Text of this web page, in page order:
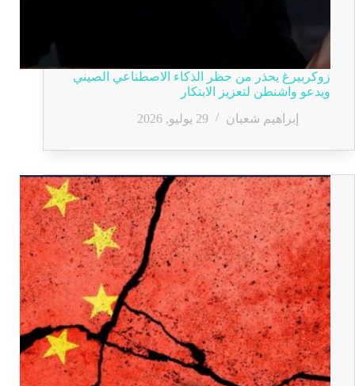
زوكربيرغ يحذر من حظر الذكاء الاصطناعي الصيني
ويدعو واشنطن لتعزيز الابتكار
إبراهيم شعبان
29 يوليو, 2026